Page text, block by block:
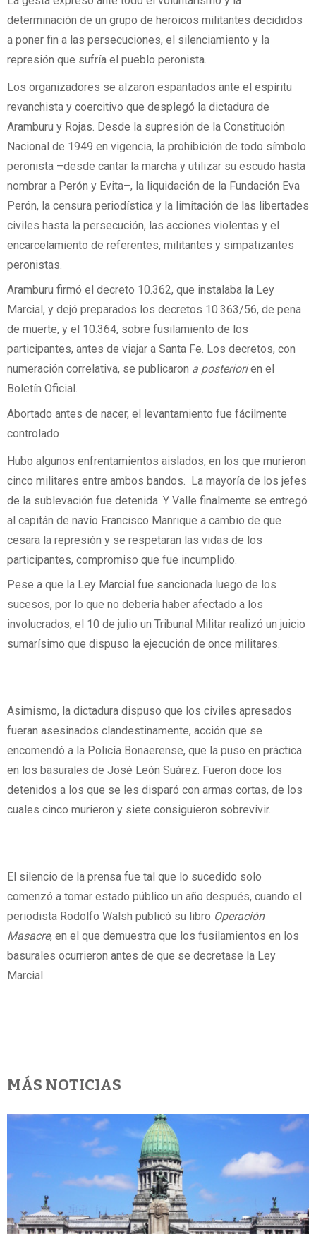
determinación de un grupo de heroicos militantes decididos
a poner fin a las persecuciones, el silenciamiento y la
represión que sufría el pueblo peronista.
Los organizadores se alzaron espantados ante el espíritu
revanchista y coercitivo que desplegó la dictadura de
Aramburu y Rojas. Desde la supresión de la Constitución
Nacional de 1949 en vigencia, la prohibición de todo símbolo
peronista –desde cantar la marcha y utilizar su escudo hasta
nombrar a Perón y Evita–, la liquidación de la Fundación Eva
Perón, la censura periodística y la limitación de las libertades
civiles hasta la persecución, las acciones violentas y el
encarcelamiento de referentes, militantes y simpatizantes
peronistas.
Aramburu firmó el decreto 10.362, que instalaba la Ley
Marcial, y dejó preparados los decretos 10.363/56, de pena
de muerte, y el 10.364, sobre fusilamiento de los
participantes, antes de viajar a Santa Fe. Los decretos, con
numeración correlativa, se publicaron a posteriorien el
Boletín Oficial.
Abortado antes de nacer, el levantamiento fue fácilmente
controlado
Hubo algunos enfrentamientos aislados, en los que murieron
cinco militares entre ambos bandos.
La mayoría de los jefes
de la sublevación fue detenida. Y Valle finalmente se entregó
al capitán de navío Francisco Manrique a cambio de que
cesara la represión y se respetaran las vidas de los
participantes, compromiso que fue incumplido.
Pese a que la Ley Marcial fue sancionada luego de los
sucesos, por lo que no debería haber afectado a los
involucrados, el 10 de julio un Tribunal Militar realizó un juicio
sumarísimo que dispuso la ejecución de once militares.
Asimismo, la dictadura dispuso que los civiles apresados
fueran asesinados clandestinamente, acción que se
encomendó a la Policía Bonaerense, que la puso en práctica
en los basurales de José León Suárez. Fueron doce los
detenidos a los que se les disparó con armas cortas, de los
cuales cinco murieron y siete consiguieron sobrevivir.
El silencio de la prensa fue tal que lo sucedido solo
comenzó a tomar estado público un año después, cuando el
periodista Rodolfo Walsh publicó su libro Operación
Masacre, en el que demuestra que los fusilamientos en los
basurales ocurrieron antes de que se decretase la Ley
Marcial.
MÁS NOTICIAS